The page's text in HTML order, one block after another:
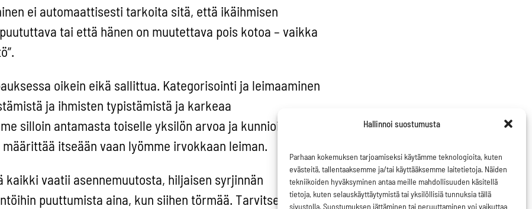
Hallinnoi suostumusta
Parhaan kokemuksen tarjoamiseksi käytämme teknologioita, kuten
evästeitä, tallentaaksemme ja/tai käyttääksemme laitetietoja. Näiden
tekniikoiden hyväksyminen antaa meille mahdollisuuden käsitellä
tietoja, kuten selauskäyttäytymistä tai yksilöllisiä tunnuksia tällä
sivustolla. Suostumuksen jättäminen tai peruuttaminen voi vaikuttaa
ei automaattisesti tarkoita sitä, että ikäihmisen
tai että hänen on muutettava pois kotoa – vaikka
oikein eikä sallittua. Kategorisointi ja leimaaminen
ja ihmisten typistämistä ja karkeaa
silloin antamasta toiselle yksilön arvoa ja kunnioitusta,
itseään vaan lyömme irvokkaan leiman.
kaikki vaatii asennemuutosta, hiljaisen syrjinnän
puuttumista aina, kun siihen törmää. Tarvitsemme